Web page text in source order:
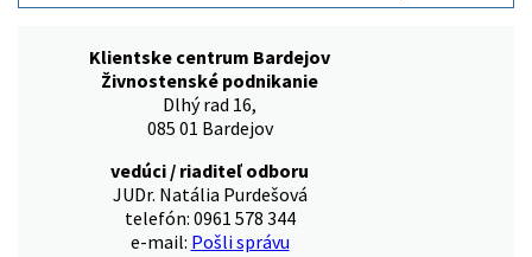
Klientske centrum Bardejov
Živnostenské podnikanie
Dlhý rad 16,
085 01 Bardejov
vedúci / riaditeľ odboru
JUDr. Natália Purdešová
telefón: 0961 578 344
e-mail: Pošli správu